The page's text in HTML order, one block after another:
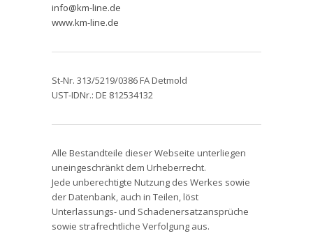
info@km-line.de
www.km-line.de
St-Nr. 313/5219/0386 FA Detmold
UST-IDNr.: DE 812534132
Alle Bestandteile dieser Webseite unterliegen
uneingeschränkt dem Urheberrecht.
Jede unberechtigte Nutzung des Werkes sowie
der Datenbank, auch in Teilen, löst
Unterlassungs- und Schadenersatzansprüche
sowie strafrechtliche Verfolgung aus.